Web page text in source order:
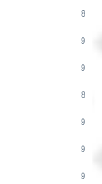
8
9
9
8
9
9
9